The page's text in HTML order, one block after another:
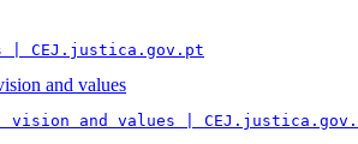
| CEJ.justica.gov.pt
and values
vision and values |